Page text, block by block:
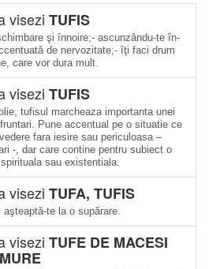
visezi TUFIS
şi înnoire;- ascunzându-te în-
de nervozitate;- îţi faci drum
care vor dura mult.
visezi TUFIS
tufisul marcheaza importanta unei
Pune accentual pe o situatie ce
fara iesire sau periculoasa –
-, dar care contine pentru subiect o
sau existentiala.
visezi TUFA, TUFIS
te la o supărare.
visezi TUFE DE MACESI